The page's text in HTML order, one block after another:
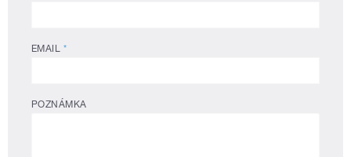
EMAIL *
POZNÁMKA